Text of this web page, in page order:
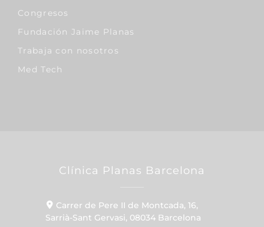
Congresos
Fundación Jaime Planas
Trabaja con nosotros
Med Tech
Clínica Planas Barcelona
Carrer de Pere II de Montcada, 16,
Sarrià-Sant Gervasi, 08034 Barcelona